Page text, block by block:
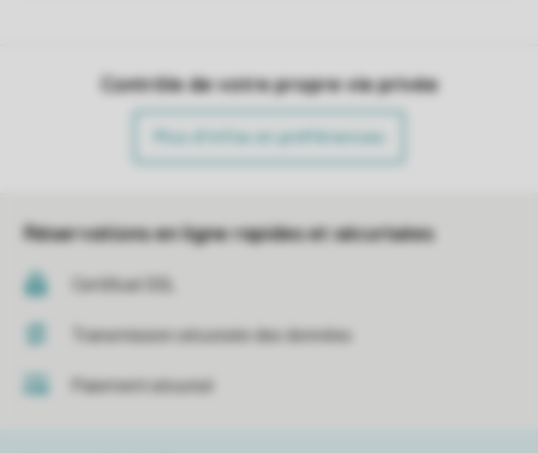
Contrôle de votre propre vie privée
Plus d’infos et préférences
Réservations en ligne rapides et sécurisées
Certificat SSL
Transmission sécurisée des données
Paiement sécurisé